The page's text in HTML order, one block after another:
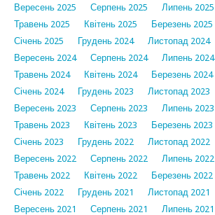
Вересень 2025
Серпень 2025 Липень 2025
Травень 2025
Квітень 2025 Березень 2025
Січень 2025
Грудень 2024 Листопад 2024
Вересень 2024
Серпень 2024 Липень 2024
Травень 2024
Квітень 2024 Березень 2024
Січень 2024
Грудень 2023 Листопад 2023
Вересень 2023
Серпень 2023 Липень 2023
Травень 2023
Квітень 2023 Березень 2023
Січень 2023
Грудень 2022 Листопад 2022
Вересень 2022
Серпень 2022 Липень 2022
Травень 2022
Квітень 2022 Березень 2022
Січень 2022
Грудень 2021 Листопад 2021
Вересень 2021
Серпень 2021 Липень 2021